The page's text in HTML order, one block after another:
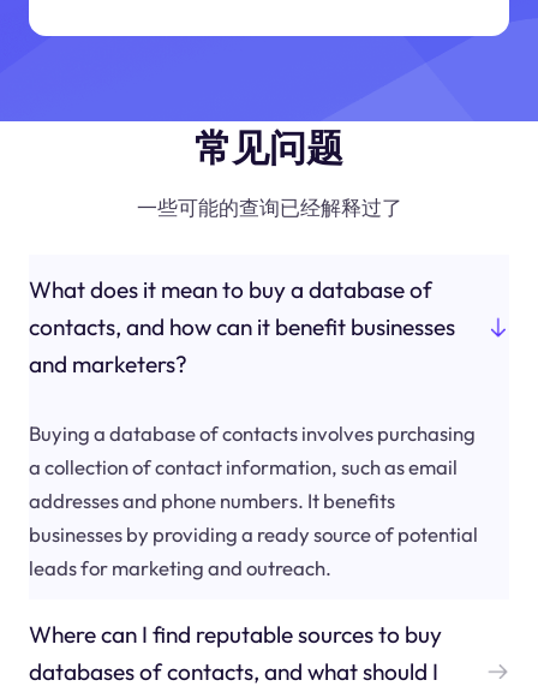
常见问题
一些可能的查询已经解释过了
What does it mean to buy a database of
contacts, and how can it benefit businesses
and marketers?
Buying a database of contacts involves purchasing
a collection of contact information, such as email
addresses and phone numbers. It benefits
businesses by providing a ready source of potential
leads for marketing and outreach.
Where can I find reputable sources to buy
databases of contacts, and what should I